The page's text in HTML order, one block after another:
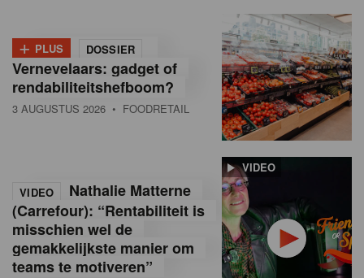
+ PLUS DOSSIER
Vernevelaars: gadget of
rendabiliteitshefboom?
3 AUGUSTUS 2026 • FOODRETAIL
VIDEO
VIDEO
Nathalie Matterne
(Carrefour): “Rentabiliteit is
misschien wel de
gemakkelijkste manier om
teams te motiveren”